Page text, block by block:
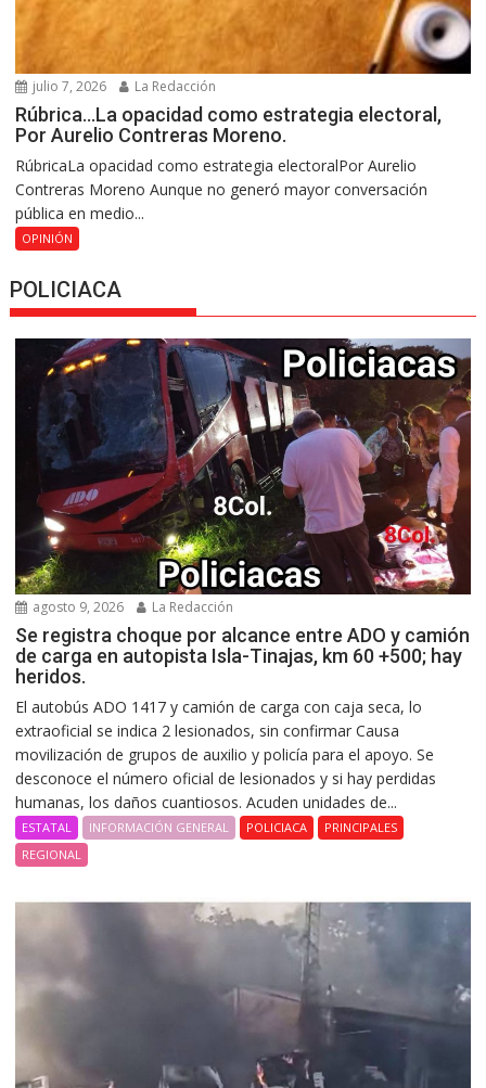
julio 7, 2026 La Redacción
Rúbrica…La opacidad como estrategia electoral,
Por Aurelio Contreras Moreno.
RúbricaLa opacidad como estrategia electoralPor Aurelio
Contreras Moreno Aunque no generó mayor conversación
pública en medio...
OPINIÓN
POLICIACA
agosto 9, 2026 La Redacción
Se registra choque por alcance entre ADO y camión
de carga en autopista Isla-Tinajas, km 60 +500; hay
heridos.
El autobús ADO 1417 y camión de carga con caja seca, lo
extraoficial se indica 2 lesionados, sin confirmar Causa
movilización de grupos de auxilio y policía para el apoyo. Se
desconoce el número oficial de lesionados y si hay perdidas
humanas, los daños cuantiosos. Acuden unidades de...
ESTATAL INFORMACIÓN GENERAL POLICIACA
PRINCIPALES
REGIONAL